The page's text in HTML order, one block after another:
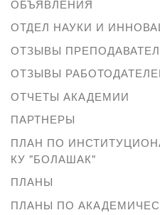
ОБЪЯВЛЕНИЯ
ОТДЕЛ НАУКИ И
ОТЗЫВЫ
ОТЗЫВЫ
ОТЧЕТЫ АКАДЕМИИ
ПАРТНЕРЫ
ПЛАН ПО
КУ "БОЛАШАК"
ПЛАНЫ
ПЛАНЫ ПО